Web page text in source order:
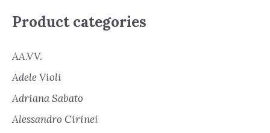
Product categories
AA.VV.
Adele Violi
Adriana Sabato
Alessandro Cirinei